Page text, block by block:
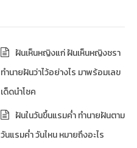
ฝันเห็นหญิงแก่ ฝันเห็นหญิงชรา
ทำนายฝันว่าไว้อย่างไร มาพร้อมเลข
เด็ดนำโชค
ฝันในวันขึ้นแรมค่ำ ทำนายฝันตาม
วันแรมค่ำ วันไหน หมายถึงอะไร